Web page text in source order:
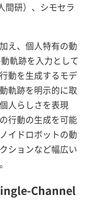
間研）、シモセラ
え、個人特有の動
軌跡を入力として
動を生成するモデ
軌跡を明示的に取
人らしさを表現
行動の生成を可能
イドロボットの動
ションなど幅広い
Channel